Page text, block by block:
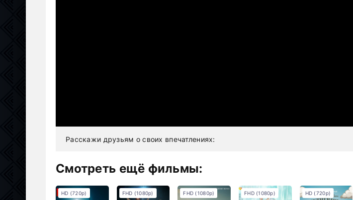
Расскажи друзьям о своих впечатлениях:
Смотреть ещё фильмы:
HD (720p) FHD (1080p) FHD (1080p) FHD (1080p) HD (720p)